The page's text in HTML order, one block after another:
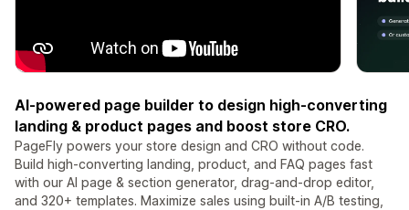
AI-powered page builder to design high-converting
landing & product pages and boost store CRO.
PageFly powers your store design and CRO without code.
Build high-converting landing, product, and FAQ pages fast
with our AI page & section generator, drag-and-drop editor,
and 320+ templates. Maximize sales using built-in A/B testing,